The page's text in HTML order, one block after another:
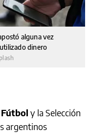
alguna vez
dinero
y la Selección
argentinos